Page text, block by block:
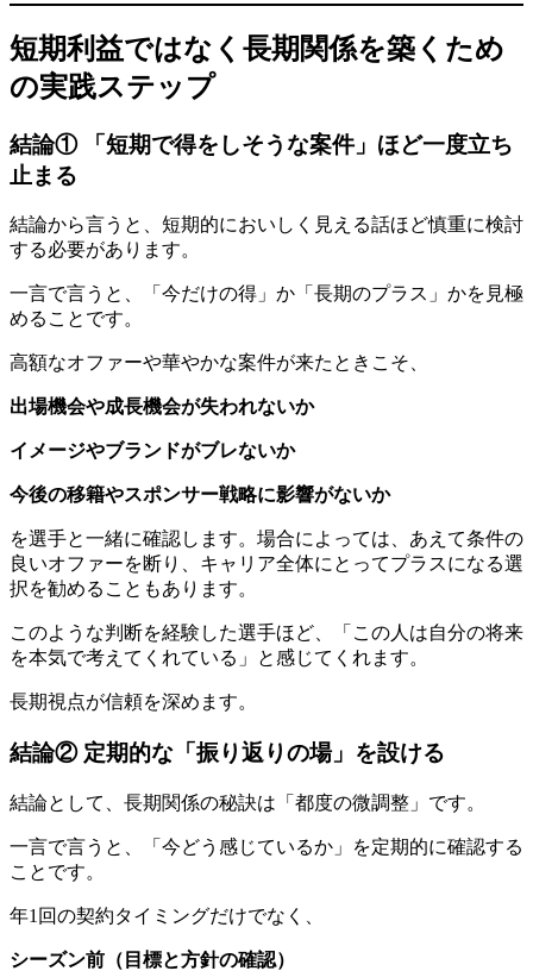
短期利益ではなく長期関係を築くため
の実践ステップ
結論① 「短期で得をしそうな案件」ほど一度立ち
止まる
結論から言うと、短期的においしく見える話ほど慎重に検討
する必要があります。
一言で言うと、「今だけの得」か「長期のプラス」かを見極
めることです。
高額なオファーや華やかな案件が来たときこそ、
出場機会や成長機会が失われないか
イメージやブランドがブレないか
今後の移籍やスポンサー戦略に影響がないか
を選手と一緒に確認します。場合によっては、あえて条件の
良いオファーを断り、キャリア全体にとってプラスになる選
択を勧めることもあります。
このような判断を経験した選手ほど、「この人は自分の将来
を本気で考えてくれている」と感じてくれます。
長期視点が信頼を深めます。
結論② 定期的な「振り返りの場」を設ける
結論として、長期関係の秘訣は「都度の微調整」です。
一言で言うと、「今どう感じているか」を定期的に確認する
ことです。
年1回の契約タイミングだけでなく、
シーズン前（目標と方針の確認）